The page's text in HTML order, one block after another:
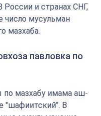
России и странах СНГ,
число мусульман
мазхаба.
павловка по
по мазхабу имама аш-
"шафиитский". В